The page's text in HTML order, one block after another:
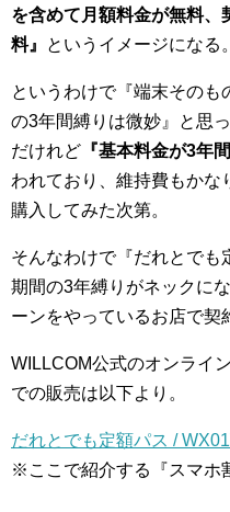
を含めて月額料金が無料、
料』
というイメージになる。
というわけで『端末そのも
の3年間縛りは微妙』と思
だけれど 『基本料金が3年
われており、維持費もかな
購入してみた次第。
そんなわけで『だれとでも
期間の3年縛りがネックに
ーンをやっているお店で契
WILLCOM公式のオンライ
での販売は以下より。
だれとでも定額パス /
※ここで紹介する『スマホ